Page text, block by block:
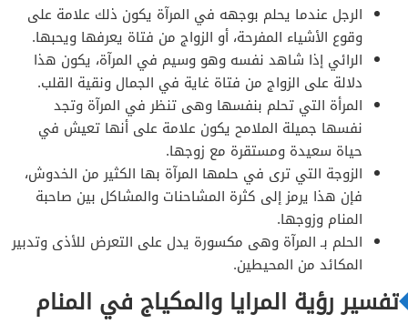
الرجل عندما يحلم بوجهه في المرآة يكون ذلك علامة على
وقوع الأشياء المفرحة، أو الزواج من فتاة يعرفها ويحبها.
الرائي إذا شاهد نفسه وهو وسيم في المرآة، يكون هذا
دلالة على الزواج من فتاة غاية في الجمال ونقية القلب.
المرأة التي تحلم بنفسها وهى تنظر في المرآة وتجد
نفسها جميلة الملامح يكون علامة على أنها تعيش في
حياة سعيدة ومستقرة مع زوجها.
الزوجة التي ترى في حلمها المرآة بها الكثير من الخدوش،
فإن هذا يرمز إلى كثرة المشاحنات والمشاكل بين صاحبة
المنام وزوجها.
الحلم بـ المرآة وهى مكسورة يدل على التعرض للأذى وتدبير
المكائد من المحيطين.
تفسير رؤية المرايا والمكياج في المنام